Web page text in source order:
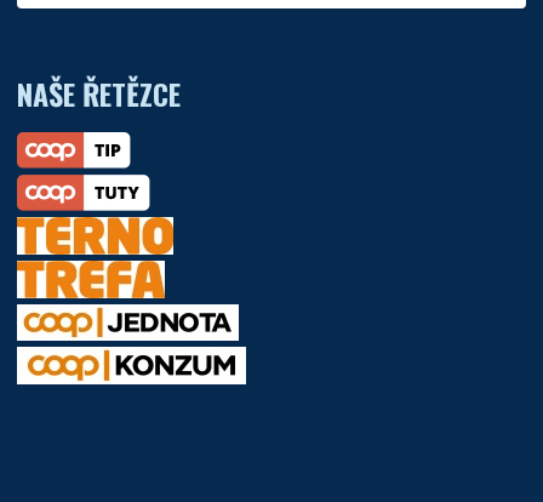
NAŠE ŘETĚZCE